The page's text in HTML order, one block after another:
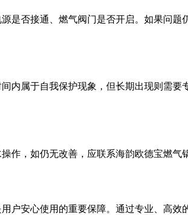
是否接通、燃气阀门是否开启。如果问
内属于自我保护现象，但长期出现则需
，如仍无改善，应联系海韵欧德宝燃气
户安心使用的重要保障。通过专业、高